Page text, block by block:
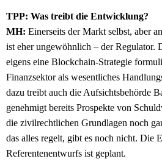
TPP: Was treibt die Entwicklung?
MH: Einerseits der Markt selbst, aber
ist eher ungewöhnlich – der Regulator.
eigens eine Blockchain-Strategie
Finanzsektor als wesentliches
dazu treibt auch die Aufsichtsbehörde
genehmigt bereits Prospekte von
die zivilrechtlichen Grundlagen noch
das alles regelt, gibt es noch nicht. Die
Referentenentwurfs ist geplant.